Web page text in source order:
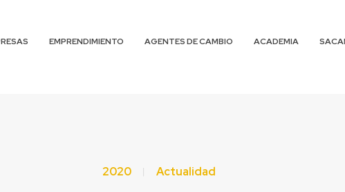
EMPRENDIMIENTO AGENTES DE CAMBIO ACADEMIA
2020 Actualidad